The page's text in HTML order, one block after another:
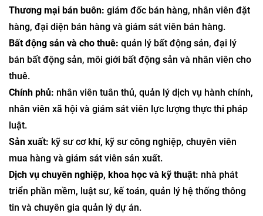
Thương mại bán buôn: giám đốc bán hàng, nhân viên đặt
hàng, đại diện bán hàng và giám sát viên bán hàng.
Bất động sản và cho thuê: quản lý bất động sản, đại lý
bán bất động sản, môi giới bất động sản và nhân viên cho
thuê.
Chính phủ: nhân viên tuân thủ, quản lý dịch vụ hành chính,
nhân viên xã hội và giám sát viên lực lượng thực thi pháp
luật.
Sản xuất: kỹ sư cơ khí, kỹ sư công nghiệp, chuyên viên
mua hàng và giám sát viên sản xuất.
Dịch vụ chuyên nghiệp, khoa học và kỹ thuật: nhà phát
triển phần mềm, luật sư, kế toán, quản lý hệ thống thông
tin và chuyên gia quản lý dự án.